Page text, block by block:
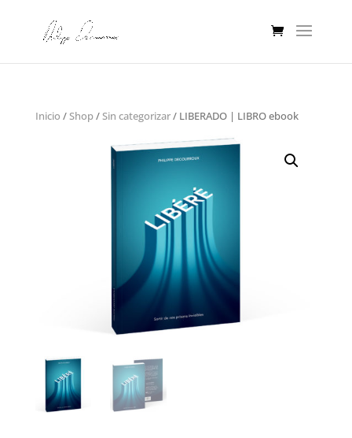
Inicio / Shop/ Sin categorizar/ LIBERADO | LIBRO ebook